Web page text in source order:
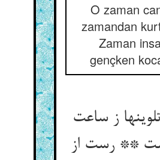
O zaman
zamandan
Zaman
gençken
ز ساعت
** رست از